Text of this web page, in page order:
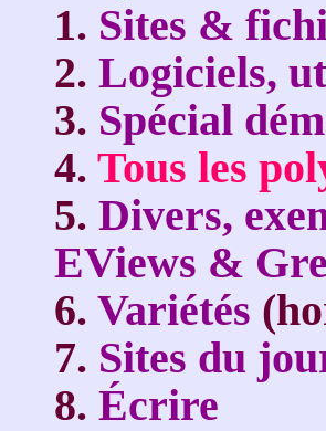
1. Sites &
2. Logiciels,
3. Spécial
4. Tous les
5. Divers,
EViews &
6. Variétés
7. Sites du
8. Écrire